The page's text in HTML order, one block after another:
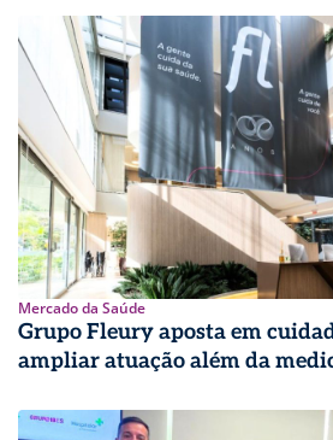
Mercado da Saúde
Grupo Fleury aposta em
ampliar atuação além da